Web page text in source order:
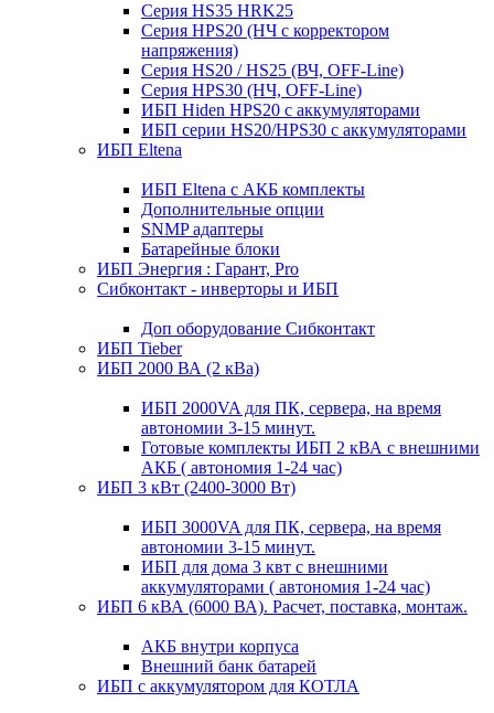
Серия HS35 HRK25
Серия HPS20 (НЧ с корректором
напряжения)
Серия HS20 / HS25 (ВЧ, OFF-Line)
Серия HPS30 (НЧ, OFF-Line)
ИБП Hiden HPS20 с аккумуляторами
ИБП серии HS20/HPS30 с аккумуляторами
ИБП Eltena
ИБП Eltena с АКБ комплекты
Дополнительные опции
SNMP адаптеры
Батарейные блоки
ИБП Энергия : Гарант, Pro
Сибконтакт - инверторы и ИБП
Доп оборудование Сибконтакт
ИБП Tieber
ИБП 2000 ВА (2 кВа)
ИБП 2000VA для ПК, сервера, на время
автономии 3-15 минут.
Готовые комплекты ИБП 2 кВА с внешними
АКБ ( автономия 1-24 час)
ИБП 3 кВт (2400-3000 Вт)
ИБП 3000VA для ПК, сервера, на время
автономии 3-15 минут.
ИБП для дома 3 квт с внешними
аккумуляторами ( автономия 1-24 час)
ИБП 6 кВА (6000 ВА). Расчет, поставка, монтаж.
АКБ внутри корпуса
Внешний банк батарей
ИБП с аккумулятором для КОТЛА